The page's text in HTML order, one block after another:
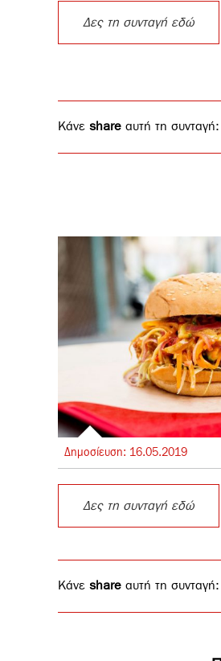
Δες τη συνταγή εδώ
Κάνε share αυτή τη συνταγή:
Δημοσίευση: 16.05.2019
Δες τη συνταγή εδώ
Κάνε share αυτή τη συνταγή: